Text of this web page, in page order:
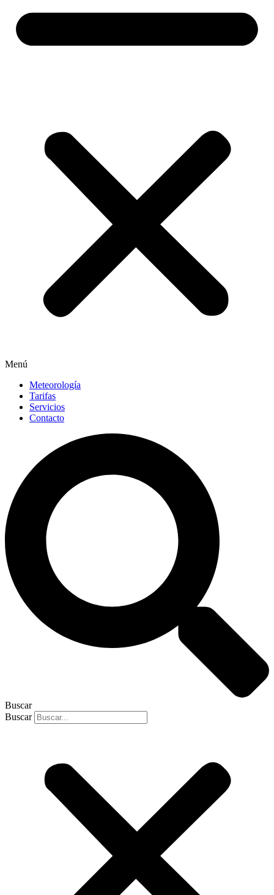
Menú
Meteorología
Tarifas
Servicios
Contacto
Buscar
Buscar